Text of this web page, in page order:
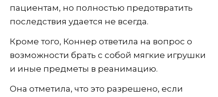
пациентам, но полностью предотвратить
последствия удается не всегда.
Кроме того, Коннер ответила на вопрос о
возможности брать с собой мягкие игрушки
и иные предметы в реанимацию.
Она отметила, что это разрешено, если